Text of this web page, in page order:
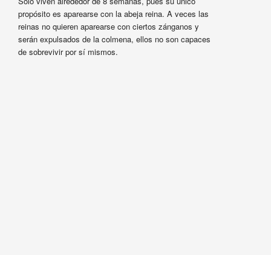
propósito es aparearse con la abeja reina. A veces las
reinas no quieren aparearse con ciertos zánganos y
serán expulsados de la colmena, ellos no son capaces
de sobrevivir por sí mismos.